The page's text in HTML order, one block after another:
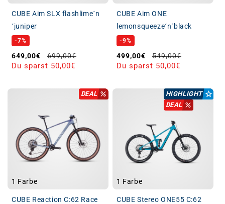
CUBE Aim SLX flashlime´n
´juniper
-7%
Verkaufspreis
649,00€ Normaler Preis
699,00€
Du sparst 50,00€
CUBE Aim ONE
lemonsqueeze´n´black
-9%
Verkaufspreis
499,00€ Normaler Preis
549,00€
Du sparst 50,00€
DEAL
1 Farbe
CUBE Reaction C:62 Race
HIGHLIGHT
DEAL
1 Farbe
CUBE Stereo ONE55 C:62